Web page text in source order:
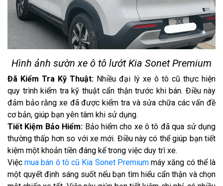
Hình ảnh sườn xe ô tô lướt Kia Sonet Premium
Đã Kiểm Tra Kỹ Thuật: Nhiều đại lý xe ô tô cũ thực hiện
quy trình kiểm tra kỹ thuật cẩn thận trước khi bán. Điều này
đảm bảo rằng xe đã được kiểm tra và sửa chữa các vấn đề
cơ bản, giúp bạn yên tâm khi sử dụng.
Tiết Kiệm Bảo Hiểm: Bảo hiểm cho xe ô tô đã qua sử dụng
thường thấp hơn so với xe mới. Điều này có thể giúp bạn tiết
kiệm một khoản tiền đáng kể trong việc duy trì xe.
Việcmua bán ô tô cũ Kia Sonet Premiummáy xăng có thể là
một quyết định sáng suốt nếu bạn tìm hiểu cẩn thận và chọn